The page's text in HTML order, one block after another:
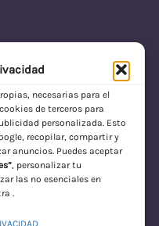
necesarias para el
de terceros para
personalizada. Esto
recopilar, compartir y
anuncios. Puedes aceptar
, personalizar tu
las no esenciales en
.
Online con Envío